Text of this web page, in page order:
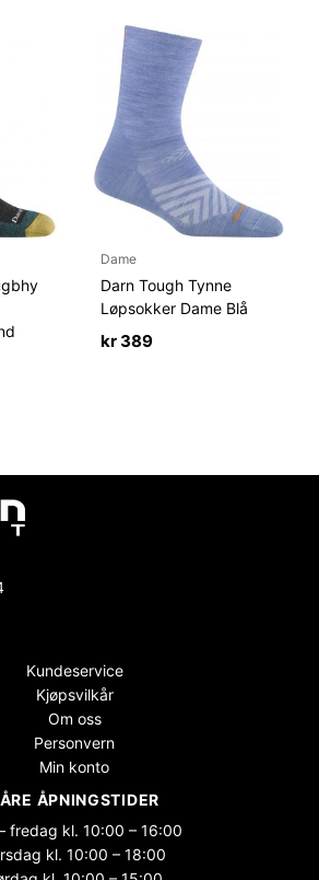
Dame
Darn Tough Tynne
Løpsokker Dame Blå
kr389
Kundeservice
Kjøpsvilkår
Om oss
Personvern
Min konto
ÅPNINGSTIDER
fredag kl. 10:00 – 16:00
kl. 10:00 – 18:00